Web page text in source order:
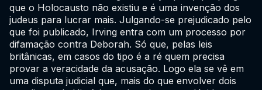
que o Holocausto não existiu e é uma invenção dos
judeus para lucrar mais. Julgando-se prejudicado pelo
que foi publicado, Irving entra com um processo por
difamação contra Deborah. Só que, pelas leis
britânicas, em casos do tipo é a ré quem precisa
provar a veracidade da acusação. Logo ela se vê em
uma disputa judicial que, mais do que envolver dois